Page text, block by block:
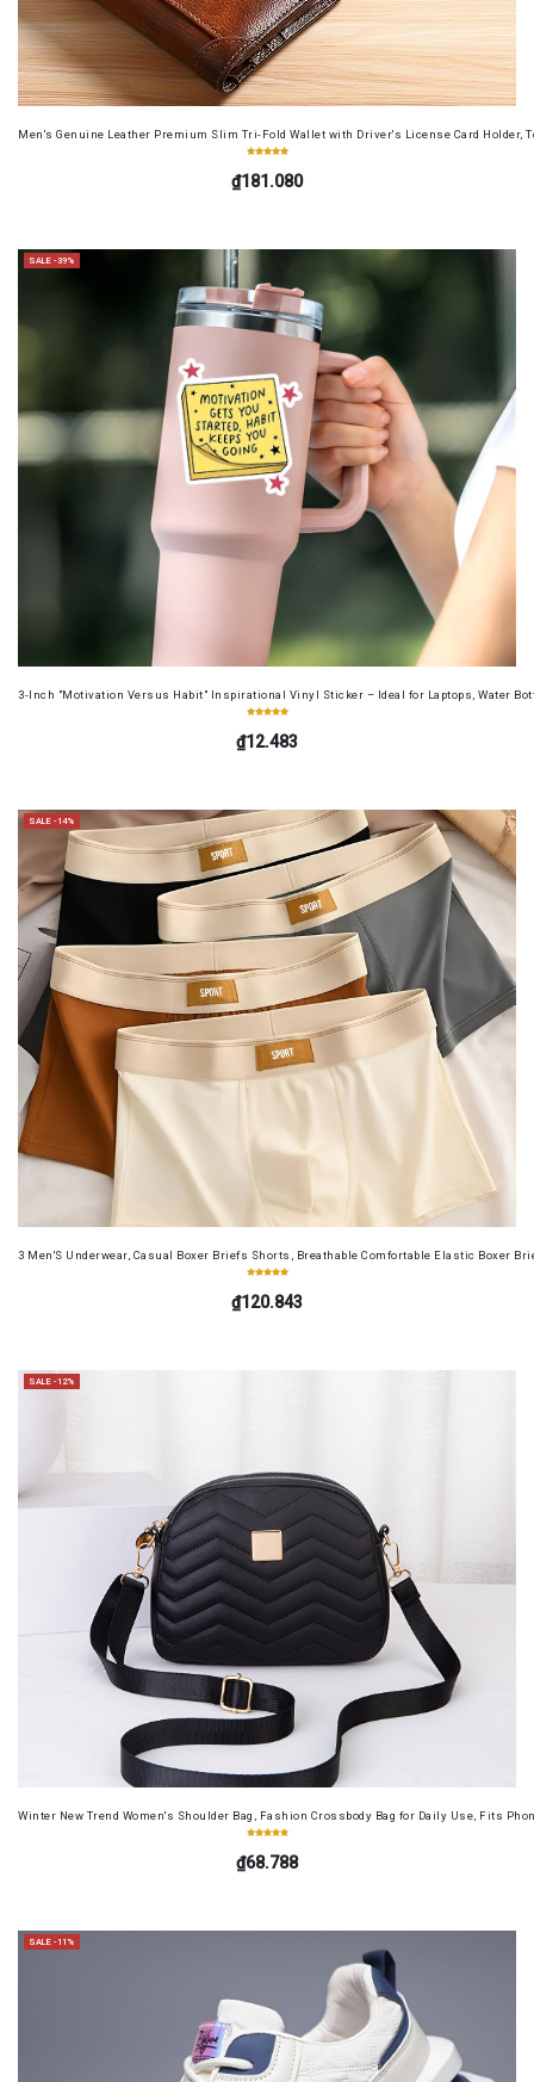
Men's Genuine Leather Premium Slim Tri-Fold Wallet with Driver's License Card Holder,
₫181.080
SALE -39%
3-Inch "Motivation Versus Habit" Inspirational Vinyl Sticker – Ideal for Laptops, Water
₫12.483
SALE -14%
3 Men'S Underwear, Casual Boxer Briefs Shorts, Breathable Comfortable Elastic Boxer
₫120.843
SALE -12%
Winter New Trend Women's Shoulder Bag, Fashion Crossbody Bag for Daily Use, Fits
₫68.788
SALE -11%